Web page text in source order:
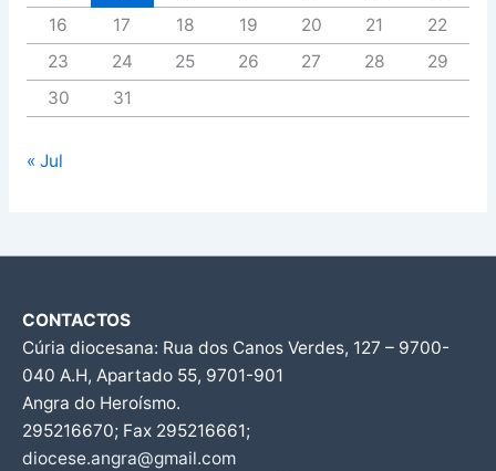
16
17 18 19 20 21
22
23
24 25 26 27 28
29
30
31
« Jul
CONTACTOS
Cúria diocesana: Rua dos Canos Verdes, 127 – 9700-
040 A.H, Apartado 55, 9701-901
Angra do Heroísmo.
295216670; Fax 295216661;
diocese.angra@gmail.com